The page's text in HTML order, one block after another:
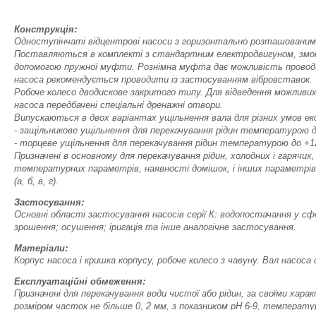
Конструкція:
Одноступінчаті відцентрові насоси з горизонтально
Поставляються в комплекті з стандартним електродвигуном,
допомогою пружної муфти. Рознімна муфта дає можливість
насоса рекомендується проводити із застосуванням вібровставок.
Робоче колесо дводискове закритого типу. Для відведення
насоса передбачені спеціальні дренажні отвори.
Випускаються в двох варіантах ущільнення вала для різних умов
- защільникове ущільнення для перекачування рідин температурою
- торцеве ущільнення для перекачування рідин температурою до
Призначені в основному для перекачування рідин, холодних і
температурних параметрів, наявності домішок, і інших
(а, б, в, г).
Застосування:
Основні області застосування насосів серії К: водопостачання у
зрошення; осушення; іригація та інше аналогічне застосування.
Матеріали:
Корпус насоса і кришка корпусу, робоче колесо з чавуну. Вал
Експлуатаційні обмеження:
Призначені для перекачування води чистої або рідин, за своїми
розміром часток не більше 0, 2 мм, з показником рН 6-9,